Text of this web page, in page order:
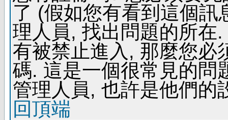
了 (假如您有看到這個
理人員, 找出問題的所在
有被禁止進入, 那麼您必
碼. 這是一個很常見的問
管理人員, 也許是他們的
回頂端